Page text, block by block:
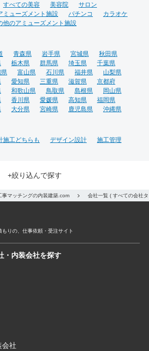
すべての美容 美容院
サロン
ミューズメント施設 パチンコ
カラオケ
他のアミューズメント施設
青森県 岩手県 宮城県
秋田県
栃木県 群馬県 埼玉県
千葉県
富山県 石川県 福井県
山梨県
愛知県 三重県 滋賀県
京都府
和歌山県 鳥取県 島根県
岡山県
香川県 愛媛県 高知県
福岡県
大分県 宮崎県 鹿児島県 沖縄県
施工どちらも デザイン設計 施工管理
+絞り込んで探す
事マッチングの内装建築.com 会社一覧 ( すべての会社
りの、仕事依頼・受注サイト
・内装会社を探す
会社